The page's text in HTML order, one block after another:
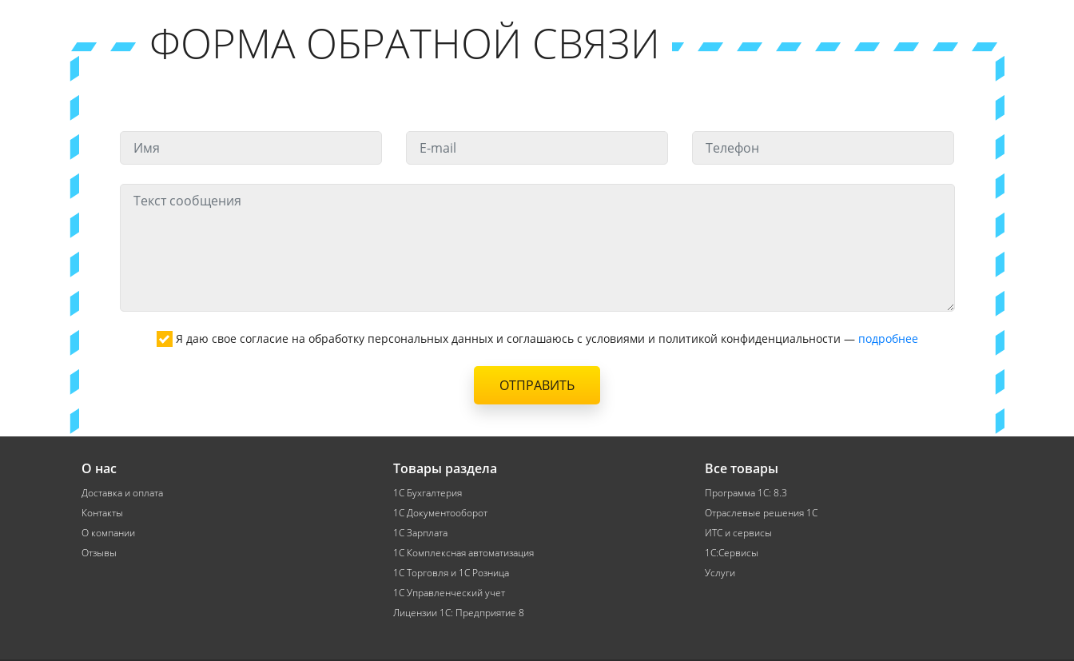
ФОРМА ОБРАТНОЙ СВЯЗИ
Я даю свое согласие на обработку персональных данных и соглашаюсь с условиями и политикой конфиденциальности — подробнее
ОТПРАВИТЬ
О нас
Доставка и оплата
Контакты
О компании
Отзывы
Товары раздела
1С Бухгалтерия
1С Документооборот
1С Зарплата
1С Комплексная автоматизация
1С Торговля и 1С Розница
1С Управленческий учет
Лицензии 1С: Предприятие 8
Все товары
Программа 1С: 8.3
Отраслевые решения 1С
ИТС и сервисы
1С:Сервисы
Услуги